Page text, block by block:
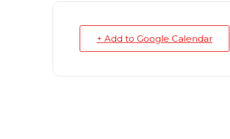
+ Add to Google Calendar